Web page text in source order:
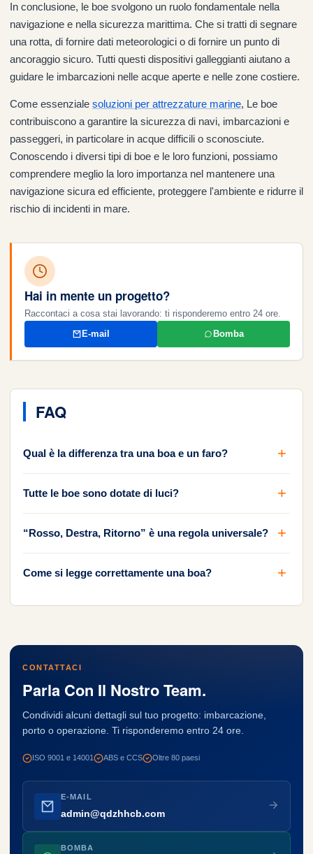
In conclusione, le boe svolgono un ruolo fondamentale nella
navigazione e nella sicurezza marittima. Che si tratti di segnare
una rotta, di fornire dati meteorologici o di fornire un punto di
ancoraggio sicuro. Tutti questi dispositivi galleggianti aiutano a
guidare le imbarcazioni nelle acque aperte e nelle zone costiere.
Come essenziale soluzioni per attrezzature marine, Le boe
contribuiscono a garantire la sicurezza di navi, imbarcazioni e
passeggeri, in particolare in acque difficili o sconosciute.
Conoscendo i diversi tipi di boe e le loro funzioni, possiamo
comprendere meglio la loro importanza nel mantenere una
navigazione sicura ed efficiente, proteggere l'ambiente e ridurre il
rischio di incidenti in mare.
Hai in mente un progetto?
Raccontaci a cosa stai lavorando: ti risponderemo entro 24 ore.
E-mail
Bomba
FAQ
Qual è la differenza tra una boa e un faro?
Tutte le boe sono dotate di luci?
“Rosso, Destra, Ritorno” è una regola universale?
Come si legge correttamente una boa?
CONTATTACI
Parla Con Il Nostro Team.
Condividi alcuni dettagli sul tuo progetto: imbarcazione,
porto o operazione. Ti risponderemo entro 24 ore.
ISO 9001 e 14001 ABS e CCS Oltre 80 paesi
E-MAIL
admin@qdzhhcb.com
BOMBA